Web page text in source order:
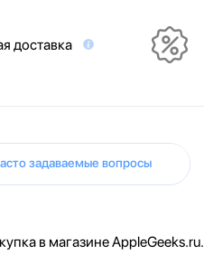
доставка
задаваемые вопросы
в магазине AppleGeeks.ru.